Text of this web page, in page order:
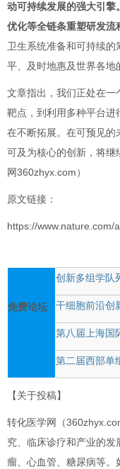
动可持续发展的强大引
优化等全链条重塑研发流
卫生系统准备和可持续
平、及时地惠及世界各地
文章指出，我们正处在
靶点，到利用多种平台进
在不断拓展。在可预见
可及为核心的创新，将
网360zhyx.com）
原文链接：
https://www.nature.com/
免费论坛
创新多组学队
干细胞前沿创
第八届上海国
第二届西部单
【关于投稿】
转化医学网（
究、临床诊疗和产业的
瘤、心血管、糖尿病等。